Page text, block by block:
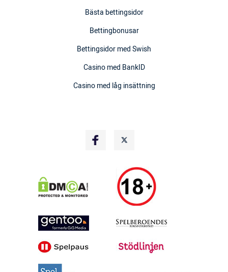
Bästa bettingsidor
Bettingbonusar
Bettingsidor med Swish
Casino med BankID
Casino med låg insättning